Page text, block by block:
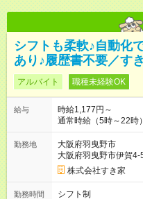
シフトも柔軟♪自動化
あり♪履歴書不要／す
アルバイト 職種未経験OK
給与
時給1,177円～
通常時給（5時～22時
1500円 高校生時給：1177円 【特別手当】早朝
00）時給+150円 【試用期間】試用期間あり 試用期間の長さ：1
ヶ月 雇用形態、給与
30日（※条件変更なし
ただきます。 研修制
勤務地
大阪府羽曳野市
大阪府羽曳野市伊賀4-
株式会社すき家
勤務時間 シフト制